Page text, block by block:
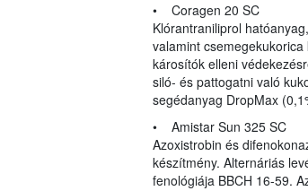
• Coragen 20 SC
Klórantraniliprol
valamint
károsítók elleni
siló- és pattogatni való
segédanyag DropMax
• Amistar Sun 325 SC
Azoxistrobin és
készítmény. Alternáriás
fenológiája BBCH 16-59.